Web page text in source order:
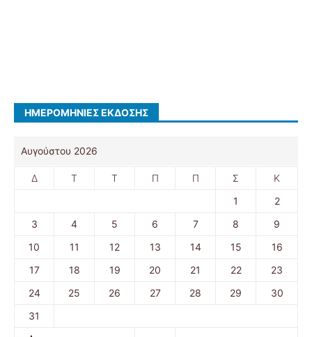
ΗΜΕΡΟΜΗΝΊΕΣ ΈΚΔΟΣΗΣ
Αυγούστου 2026
Δ Τ Τ Π Π Σ Κ
1
2
3
4 5 6 7 8
9
10
11 12 13 14 15
16
17
18 19 20 21 22
23
24
25 26 27 28 29
30
31